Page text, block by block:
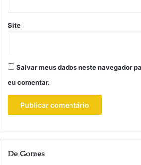
Site
Salvar meus dados neste navegador
eu comentar.
De Gomes